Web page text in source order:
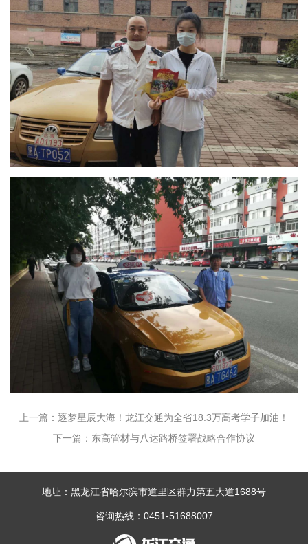
上一篇：逐梦星辰大海！龙江交通为全省18.3万高考学子加油！
下一篇：东高管材与八达路桥签署战略合作协议
地址：黑龙江省哈尔滨市道里区群力第五大道1688号
咨询热线：0451-51688007